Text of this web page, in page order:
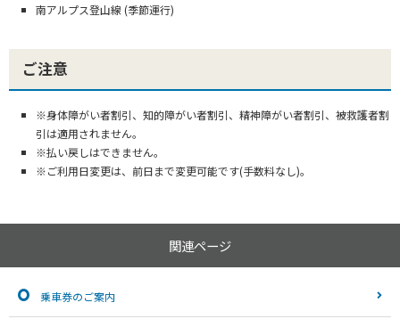
南アルプス登山線 (季節運行)
ご注意
※身体障がい者割引、知的障がい者割引、精神障がい者割引、被救護者割
引は適用されません。
※払い戻しはできません。
※ご利用日変更は、前日まで変更可能です(手数料なし)。
関連ページ
乗車券のご案内